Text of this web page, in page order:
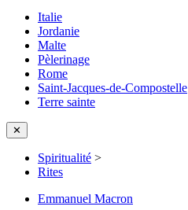
Italie
Jordanie
Malte
Pèlerinage
Rome
Saint-Jacques-de-Compostelle
Terre sainte
✕
Spiritualité >
Rites
Emmanuel Macron